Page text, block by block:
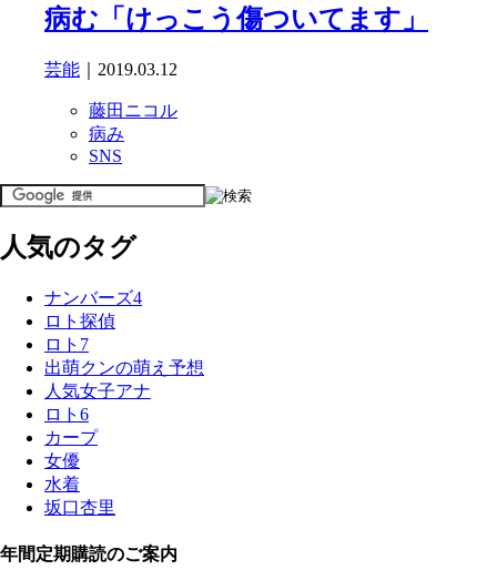
病む「けっこう傷ついてます」
芸能 ｜2019.03.12
藤田ニコル
病み
SNS
人気のタグ
ナンバーズ4
ロト探偵
ロト7
出萌クンの萌え予想
人気女子アナ
ロト6
カープ
女優
水着
坂口杏里
年間定期購読のご案内